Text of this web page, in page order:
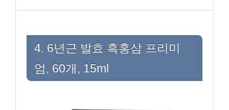
4. 6년근 발효 흑홍삼 프리미
엄, 60개, 15ml